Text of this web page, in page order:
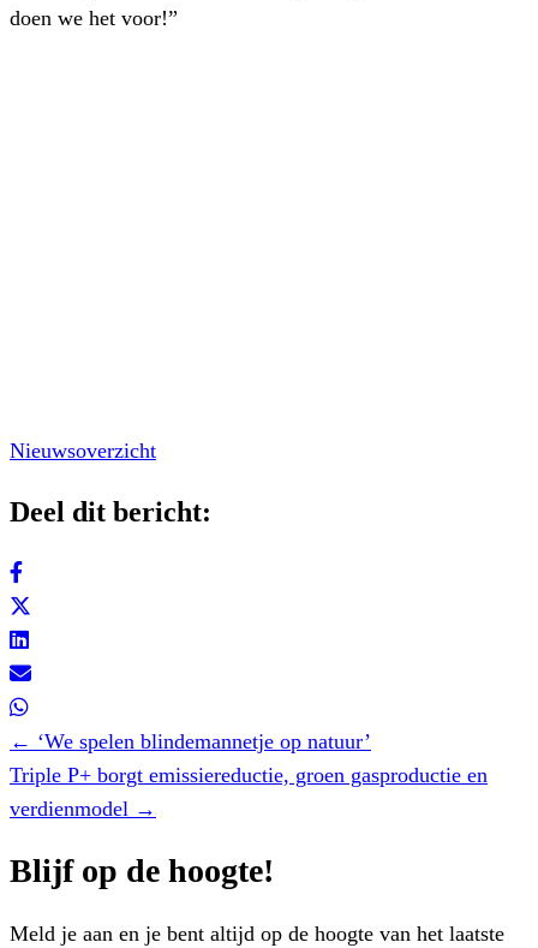
doen we het voor!”
Nieuwsoverzicht
Deel dit bericht:
Posts
navigation
← ‘We spelen blindemannetje op natuur’
Triple P+ borgt emissiereductie, groen gasproductie en
verdienmodel →
Blijf op de hoogte!
Meld je aan en je bent altijd op de hoogte van het laatste